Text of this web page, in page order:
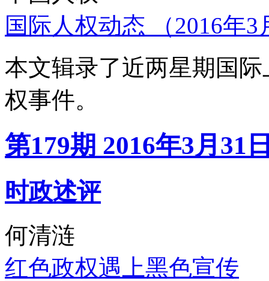
国际人权动态 （2016年
本文辑录了近两星期国
权事件。
第179期 2016年3月31
时政述评
何清涟
红色政权遇上黑色宣传